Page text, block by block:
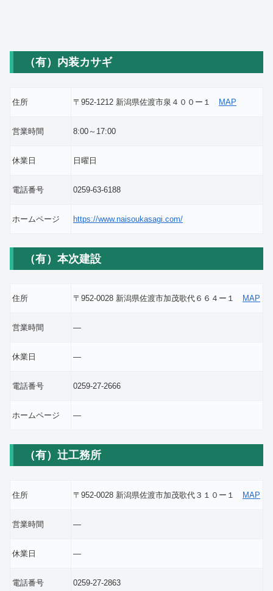
（有）内装カサギ
住所 〒952-1212 新潟県佐渡市泉４００ー１ MAP
営業時間 8:00～17:00
休業日 日曜日
電話番号 0259-63-6188
ホームページ https://www.naisoukasagi.com/
（有）本次建設
住所 〒952-0028 新潟県佐渡市加茂歌代６６４ー１ MAP
営業時間 ―
休業日 ―
電話番号 0259-27-2666
ホームページ ―
（有）辻工務所
住所 〒952-0028 新潟県佐渡市加茂歌代３１０ー１ MAP
営業時間 ―
休業日 ―
電話番号 0259-27-2863